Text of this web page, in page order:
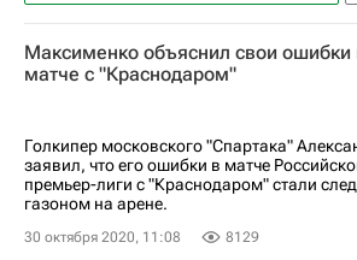
Игорь Акинфеев
Спартак Москва
ПФК ЦСКА
Максименко объяснил свои ошибки
матче с "Краснодаром"
Голкипер московского "Спартака"
заявил, что его ошибки в матче
премьер-лиги с "Краснодаром" стали
газоном на арене.
30 октября 2020, 11:08 8129